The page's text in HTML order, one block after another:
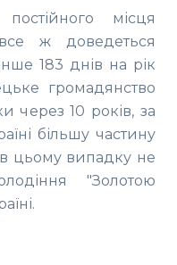
місця
ж доведеться
183 днів на рік
громадянство
через 10 років, за
більшу частину
в цьому випадку не
"Золотою